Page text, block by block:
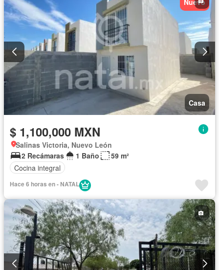
Casa
$ 1,100,000 MXN
Salinas Victoria, Nuevo León
2 Recámaras
1 Baño
59 m²
Cocina integral
Hace 6 horas en - NATAL